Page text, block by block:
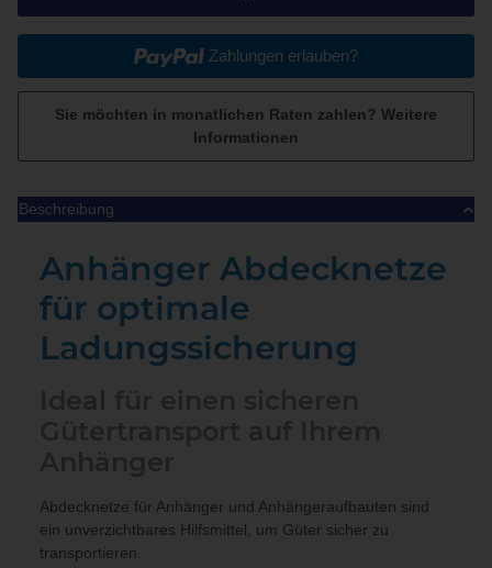
Zahlungen erlauben?
Sie möchten in monatlichen Raten zahlen? Weitere
Informationen
Beschreibung
Anhänger Abdecknetze
für optimale
Ladungssicherung
Abdecknetze für Anhänger und Anhängeraufbauten sind
ein unverzichtbares Hilfsmittel, um Güter sicher zu
transportieren.